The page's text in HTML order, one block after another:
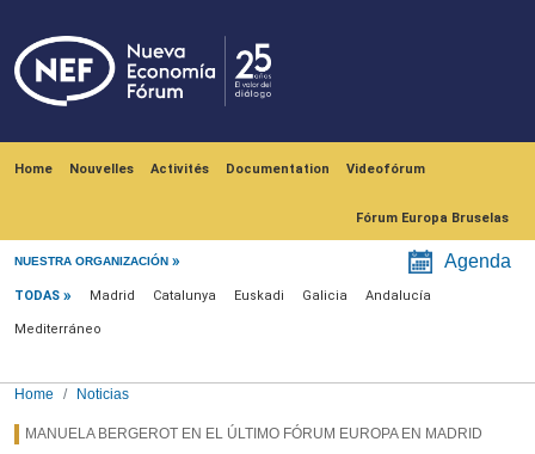
Home Nouvelles Activités Documentation Videofórum
Fórum Europa Bruselas
NUESTRA ORGANIZACIÓN Agenda
Menú noticias
TODAS Madrid Catalunya Euskadi Galicia Andalucía
Mediterráneo
Home Noticias
MANUELA BERGEROT EN EL ÚLTIMO FÓRUM EUROPA EN MADRID